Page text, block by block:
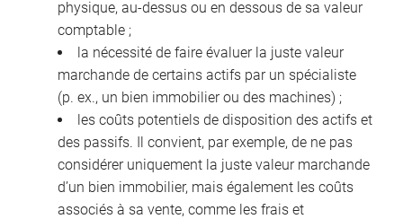
physique, au-dessus ou en dessous de sa valeur
comptable ;
la nécessité de faire évaluer la juste valeur
marchande de certains actifs par un spécialiste
(p. ex., un bien immobilier ou des machines) ;
les coûts potentiels de disposition des actifs et
des passifs. Il convient, par exemple, de ne pas
considérer uniquement la juste valeur marchande
d’un bien immobilier, mais également les coûts
associés à sa vente, comme les frais et